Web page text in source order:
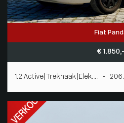
Fiat
€ 1.850,-
1.2 Active|Trekhaak|Elek.... -